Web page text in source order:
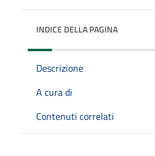
INDICE DELLA PAGINA
Descrizione
A cura di
Contenuti correlati